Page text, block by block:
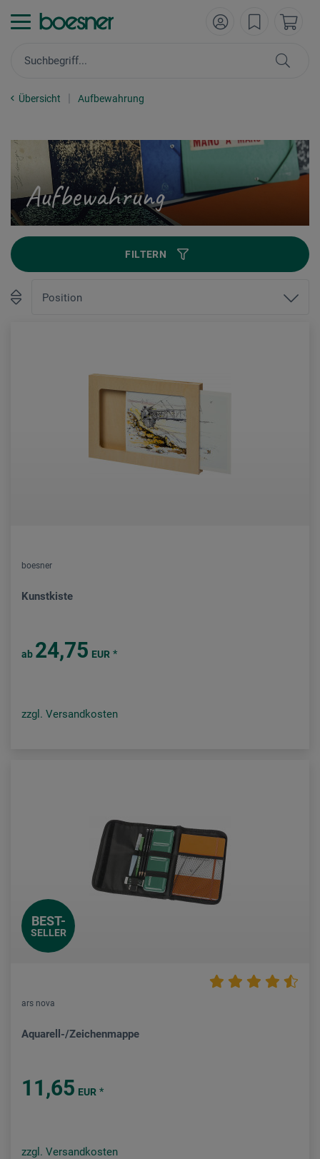
Übersicht Aufbewahrung
Aufbewahrung
FILTERN
boesner
Kunstkiste
ab 24,75 EUR *
zzgl. Versandkosten
BEST-
SELLER
ars nova
Aquarell-/Zeichenmappe
11,65 EUR *
zzgl. Versandkosten